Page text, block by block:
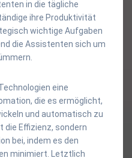
in die tägliche
ihre Produktivität
wichtige Aufgaben
die Assistenten sich um
eine
die es ermöglicht,
und automatisch zu
die Effizienz, sondern
bei, indem es den
minimiert. Letztlich